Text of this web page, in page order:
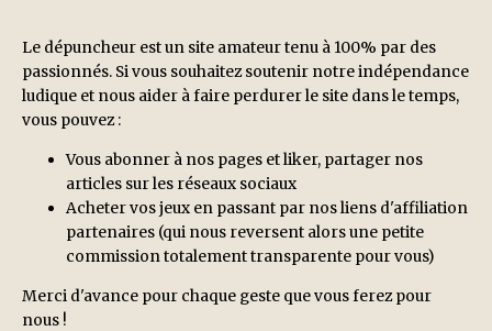
Le dépuncheur est un site amateur tenu à 100% par des
passionnés. Si vous souhaitez soutenir notre indépendance
ludique et nous aider à faire perdurer le site dans le temps,
vous pouvez :
Vous abonner à nos pages et liker, partager nos
articles sur les réseaux sociaux
Acheter vos jeux en passant par nos liens d'affiliation
partenaires (qui nous reversent alors une petite
commission totalement transparente pour vous)
Merci d'avance pour chaque geste que vous ferez pour
nous !